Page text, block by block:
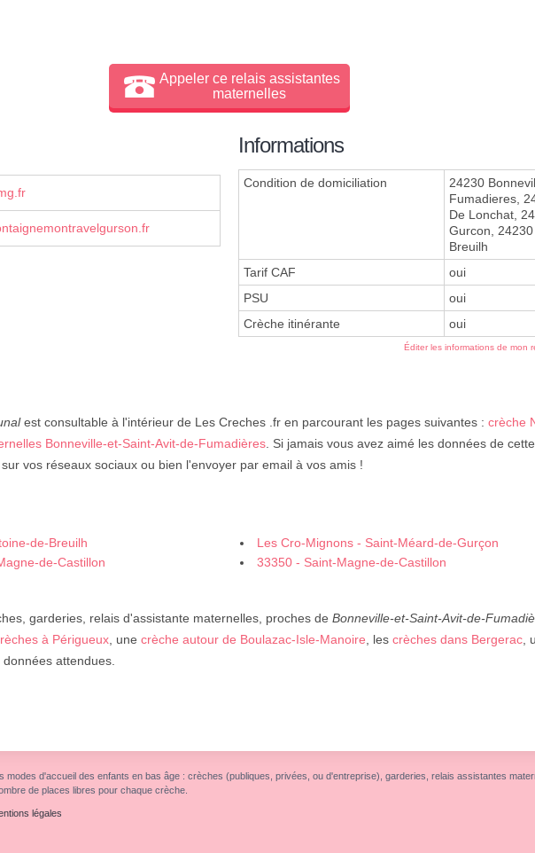
Appeler ce relais assistantes
maternelles
Informations
Condition de domiciliation
24230
Fumadieres,
De Lonchat,
Gurcon,
Breuilh
Tarif CAF
oui
PSU
oui
Crèche itinérante
oui
Éditer les informations de mon
est consultable à l'intérieur de Les Creches .fr en parcourant les pages suivantes : crèche
Bonneville-et-Saint-Avit-de-Fumadières . Si jamais vous avez aimé les données de
sur vos réseaux sociaux ou bien l'envoyer par email à vos amis !
de-Breuilh
Les Cro-Mignons - Saint-Méard-de-Gurçon
de-Castillon
33350 - Saint-Magne-de-Castillon
garderies, relais d'assistante maternelles, proches de Bonneville-et-Saint-Avit-de-
à Périgueux , une crèche autour de Boulazac-Isle-Manoire , les crèches dans Bergerac ,
données attendues.
modes d'accueil des enfants en bas âge : crèches (publiques, privées, ou d'entreprise), garderies, relais assistantes
de places libres pour chaque crèche.
légales